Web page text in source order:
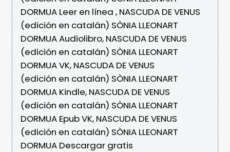
DORMUA Leer en línea , NASCUDA DE VENUS
(edición en catalán) SÒNIA LLEONART
DORMUA Audiolibro, NASCUDA DE VENUS
(edición en catalán) SÒNIA LLEONART
DORMUA VK, NASCUDA DE VENUS
(edición en catalán) SÒNIA LLEONART
DORMUA Kindle, NASCUDA DE VENUS
(edición en catalán) SÒNIA LLEONART
DORMUA Epub VK, NASCUDA DE VENUS
(edición en catalán) SÒNIA LLEONART
DORMUA Descargar gratis